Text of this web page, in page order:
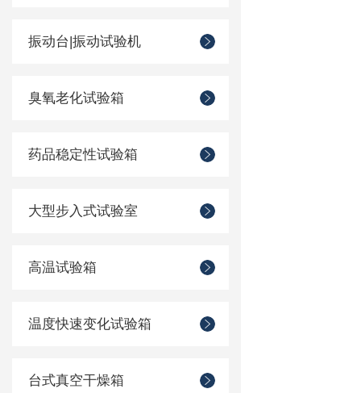
振动台|振动试验机
臭氧老化试验箱
药品稳定性试验箱
大型步入式试验室
高温试验箱
温度快速变化试验箱
台式真空干燥箱